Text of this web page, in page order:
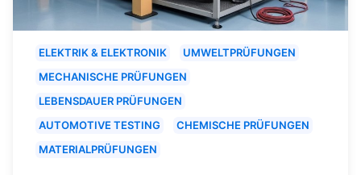
ELEKTRIK & ELEKTRONIK
UMWELTPRÜFUNGEN
MECHANISCHE PRÜFUNGEN
LEBENSDAUER PRÜFUNGEN
AUTOMOTIVE TESTING
CHEMISCHE PRÜFUNGEN
MATERIALPRÜFUNGEN